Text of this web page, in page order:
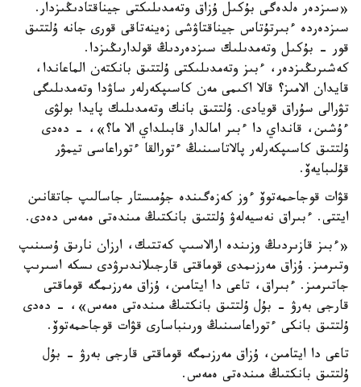
«سىزدەر ەلدەگى بۇكىل ۇزاق وتەمدىلىكتى جيناقتادىڭىزدار.
سىزدەردە ءبىرتۇتاس جيناقتاۋشى زەينەتاقى قورى جانە ۇلتتىق
قور - بۇكىل وتەمدىلىك سىزدەردىڭ قولدارىڭىزدا.
كەشىرىڭىزدەر، ءبىز وتەمدىلىكتى ۇلتتىق بانكتەن الماعاندا،
قايدان الامىز؟ قالا اكىمى مەن كاسىپكەرلەر ساۋدا وتەمدىلىگى
تۋرالى سۇراق قويادى. ۇلتتىق بانك وتەمدىلىك پايدا بولۋى
ءۇشىن، قانداي دا ءبىر امالدار قابىلداي الا ما؟»، - دەدى
ۇلتتىق كاسىپكەرلەر پالاتاسىنىڭ ءتورالقا ءتوراعاسى تيمۋر
قۇلىبايەۆ.
قۋات قوجاحمەتوۆ ءوز كەزەگىندە جۇمىستار جاسالىپ جاتقانىن
ايتتى. ءبىراق نەسيەلەۋ ۇلتتىق بانكتىڭ مىندەتى ەمەس دەدى.
«ءبىز قازىردىڭ وزىندە ارالاسىپ كەتتىك، ارزان نارىق ۇسىنىپ
وتىرمىز. ۇزاق مەرزىمدى قوماقتى قارجىلاندىرۋدى ىسكە اسىرىپ
جاتىرمىز. ءبىراق، تاعى دا ايتامىن، ۇزاق مەرزىمگە قوماقتى
قارجى بەرۋ - بۇل ۇلتتىق بانكتىڭ مىندەتى ەمەس»، - دەدى
ۇلتتىق بانكى ءتوراعاسىنىڭ ورىنباسارى قۋات قوجاحمەتوۆ.
تاعى دا ايتامىن، ۇزاق مەرزىمگە قوماقتى قارجى بەرۋ - بۇل
ۇلتتىق بانكتىڭ مىندەتى ەمەس.